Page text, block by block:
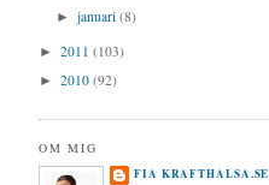
► januari (8)
► 2011 (103)
► 2010 (92)
OM MIG
FIA KRAFTHALSA.SE